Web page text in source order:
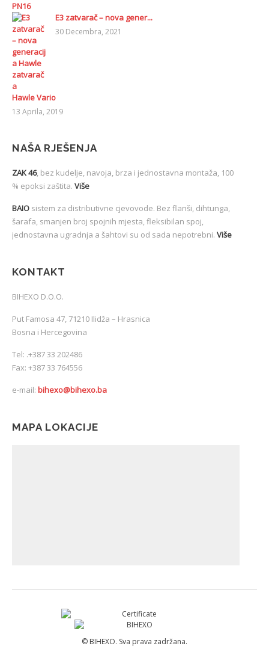
E3 zatvarač – nova gener...
30 Decembra, 2021
Hawle Vario
13 Aprila, 2019
NAŠA RJEŠENJA
ZAK 46, bez kudelje, navoja, brza i jednostavna montaža, 100
% epoksi zaštita. Više
BAIOsistem za distributivne cjevovode. Bez flanši, dihtunga,
šarafa, smanjen broj spojnih mjesta, fleksibilan spoj,
jednostavna ugradnja a šahtovi su od sada nepotrebni. Više
KONTAKT
BIHEXO D.O.O.
Put Famosa 47, 71210 Ilidža – Hrasnica
Bosna i Hercegovina
Tel: .+387 33 202486
Fax: +387 33 764556
e-mail: bihexo@bihexo.ba
MAPA LOKACIJE
© BIHEXO. Sva prava zadržana.